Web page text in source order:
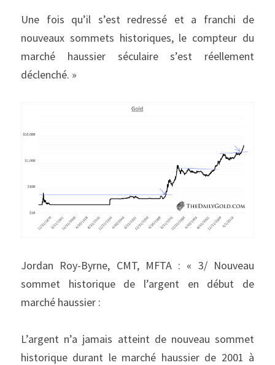
Une fois qu’il s’est redressé et a franchi de
nouveaux sommets historiques, le compteur du
marché haussier séculaire s’est réellement
déclenché. »
Jordan Roy-Byrne, CMT, MFTA : « 3/ Nouveau
sommet historique de l’argent en début de
marché haussier :
L’argent n’a jamais atteint de nouveau sommet
historique durant le marché haussier de 2001 à